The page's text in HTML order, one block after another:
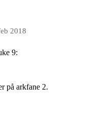
2018
9:
på arkfane 2.